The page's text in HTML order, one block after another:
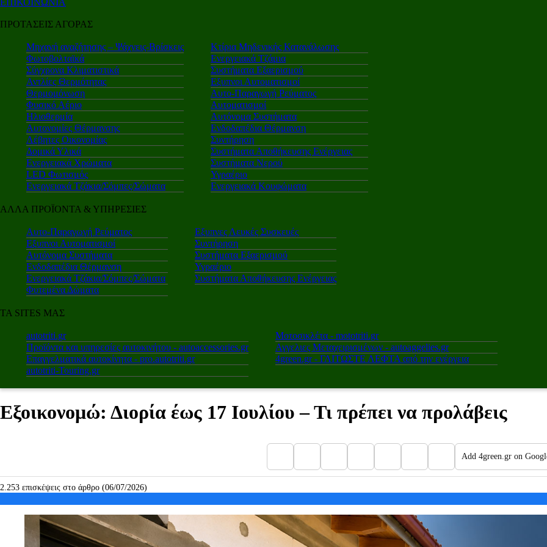
ΕΠΙΚΟΙΝΩΝΙΑ
ΠΡΟΤΑΣΕΙΣ ΑΓΟΡΑΣ
Μηχανή αναζήτησης – Ψάχνεις-Βρίσκεις
Φωτοβολταϊκά
Σύγχρονα Κλιματιστικά
Αντλίες Θερμότητας
Θερμομόνωση
Φυσικό Αέριο
Ηλιοθερμία
Αυτονομίες Θέρμανσης
Λέβητες Οικονομίας
Δομικά Υλικά
Ενεργειακά Χρώματα
LED Φωτισμός
Ενεργειακά Τζάκια/Σόμπες/Σώματα
Κτίρια Μηδενικής Κατανάλωσης
Ενεργειακά Τζάμια
Συστήματα Εξαερισμού
Εξυπνοι Αυτοματισμοί
Αυτο-Παραγωγή Ρεύματος
Αυτοματισμοί
Αυτόνομα Συστήματα
Ενδοδαπέδια Θέρμανση
Συντήρηση
Συστήματα Αποθήκευσης Ενέργειας
Συστήματα Νερού
Υγραέριο
Ενεργειακά Κουφώματα
ΑΛΛΑ ΠΡΟΪΟΝΤΑ & ΥΠΗΡΕΣΙΕΣ
Αυτο-Παραγωγή Ρεύματος
Εξυπνοι Αυτοματισμοί
Αυτόνομα Συστήματα
Ενδοδαπέδια Θέρμανση
Ενεργειακά Τζάκια/Σόμπες/Σώματα
Φυτεμένα Δώματα
Εξυπνες Λευκές Συσκευές
Συντήρηση
Συστήματα Εξαερισμού
Υγραέριο
Συστήματα Αποθήκευσης Ενέργειας
ΤΑ SITES ΜΑΣ
autotriti.gr
Προϊόντα και υπηρεσίες αυτοκινήτου - autoaccessories.gr
Επαγγελματικά αυτοκίνητα - pro.autotriti.gr
autotriti-Touring.gr
Μοτοσικλέτα - mototriti.gr
Αγγελιες Μεταχειρισμένων - autoaggelies.gr
4green.gr - ΓΛΙΤΩΣΤΕ ΛΕΦΤΑ από την ενέργεια
Εξοικονομώ: Διορία έως 17 Ιουλίου – Τι πρέπει να προλάβεις
Add 4green.gr on
2.253 επισκέψεις στο άρθρο (06/07/2026)